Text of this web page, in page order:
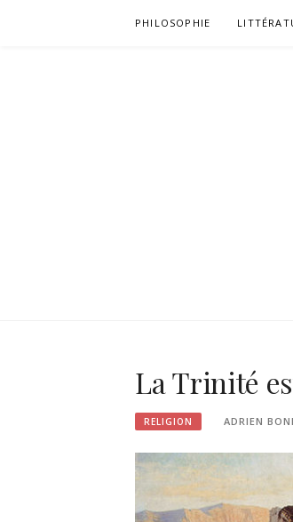
PHILOSOPHIE
La Trinité
RELIGION ADRIEN